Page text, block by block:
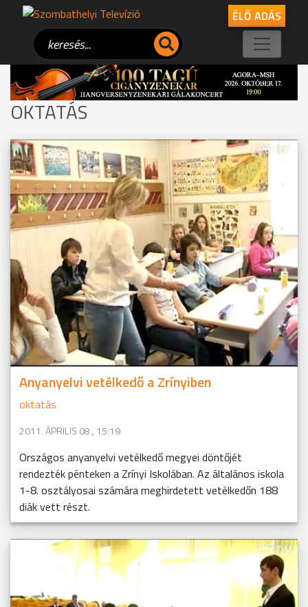
ÉLŐ ADÁS
OKTATÁS
Anyanyelvi vetélkedő a Zrínyiben
oktatás
2011. ÁPRILIS 08., 15:19
Országos anyanyelvi vetélkedő megyei döntőjét
rendezték pénteken a Zrínyi Iskolában. Az általános iskola
1-8. osztályosai számára meghirdetett vetélkedőn 188
diák vett részt.